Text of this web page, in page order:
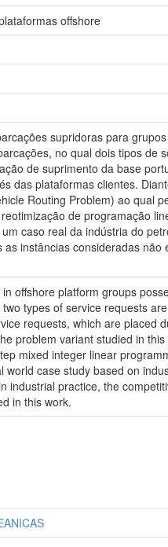
offshore
supridoras para
no qual dois tipos de
de suprimento da base
das plataformas clientes.
Routing Problem) ao qual
de programação
caso real da indústria do
instâncias consideradas não
offshore platform groups
types of service requests
requests, which are placed
problem variant studied in
mixed integer linear
case study based on
industrial practice, the
in this work.